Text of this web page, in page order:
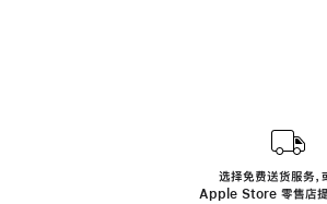
选择免费送货服务，
Apple Store 零售店提